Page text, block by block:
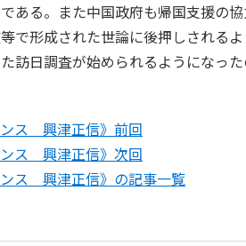
ある。また中国政府も帰国支援の
で形成された世論に後押しされる
訪日調査が始められるようになっ
ンス 興津正信》前回
ンス 興津正信》次回
ンス 興津正信》の記事一覧